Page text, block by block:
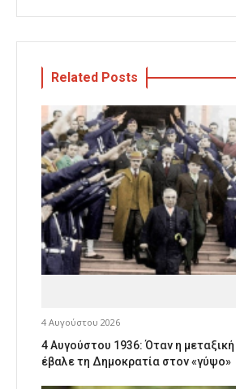
Related Posts
4 Αυγούστου 2026
4 Αυγούστου 1936: Όταν η
έβαλε τη Δημοκρατία στον «γύψο»